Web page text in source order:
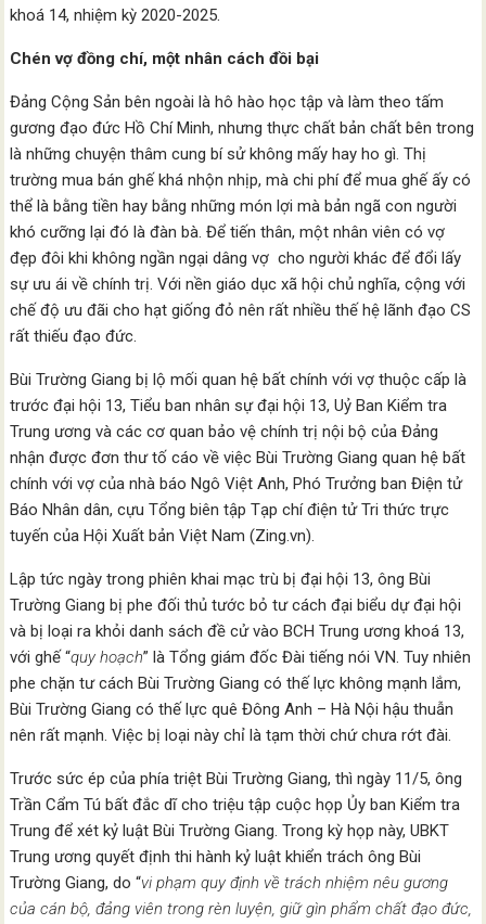
khoá 14, nhiệm kỳ 2020-2025.
Chén vợ đồng chí, một nhân cách đồi bại
Đảng Cộng Sản bên ngoài là hô hào học tập và làm theo tấm
gương đạo đức Hồ Chí Minh, nhưng thực chất bản chất bên trong
là những chuyện thâm cung bí sử không mấy hay ho gì. Thị
trường mua bán ghế khá nhộn nhịp, mà chi phí để mua ghế ấy có
thể là bằng tiền hay bằng những món lợi mà bản ngã con người
khó cưỡng lại đó là đàn bà. Để tiến thân, một nhân viên có vợ
đẹp đôi khi không ngần ngại dâng vợ cho người khác để đổi lấy
sự ưu ái về chính trị. Với nền giáo dục xã hội chủ nghĩa, cộng với
chế độ ưu đãi cho hạt giống đỏ nên rất nhiều thế hệ lãnh đạo CS
rất thiếu đạo đức.
Bùi Trường Giang bị lộ mối quan hệ bất chính với vợ thuộc cấp là
trước đại hội 13, Tiểu ban nhân sự đại hội 13, Uỷ Ban Kiểm tra
Trung ương và các cơ quan bảo vệ chính trị nội bộ của Đảng
nhận được đơn thư tố cáo về việc Bùi Trường Giang quan hệ bất
chính với vợ của nhà báo Ngô Việt Anh, Phó Trưởng ban Điện tử
Báo Nhân dân, cựu Tổng biên tập Tạp chí điện tử Tri thức trực
tuyến của Hội Xuất bản Việt Nam (Zing.vn).
Lập tức ngày trong phiên khai mạc trù bị đại hội 13, ông Bùi
Trường Giang bị phe đối thủ tước bỏ tư cách đại biểu dự đại hội
và bị loại ra khỏi danh sách đề cử vào BCH Trung ương khoá 13,
với ghế “quy hoạch” là Tổng giám đốc Đài tiếng nói VN. Tuy nhiên
phe chặn tư cách Bùi Trường Giang có thế lực không mạnh lắm,
Bùi Trường Giang có thế lực quê Đông Anh – Hà Nội hậu thuẫn
nên rất mạnh. Việc bị loại này chỉ là tạm thời chứ chưa rớt đài.
Trước sức ép của phía triệt Bùi Trường Giang, thì ngày 11/5, ông
Trần Cẩm Tú bất đắc dĩ cho triệu tập cuộc họp Ủy ban Kiểm tra
Trung để xét kỷ luật Bùi Trường Giang. Trong kỳ họp này, UBKT
Trung ương quyết định thi hành kỷ luật khiển trách ông Bùi
Trường Giang, do “vi phạm quy định về trách nhiệm nêu gương
của cán bộ, đảng viên trong rèn luyện, giữ gìn phẩm chất đạo đức,